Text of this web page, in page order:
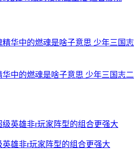
中的燃魂是啥子意思 少年三国志二
雄非r玩家阵型的组合更强大